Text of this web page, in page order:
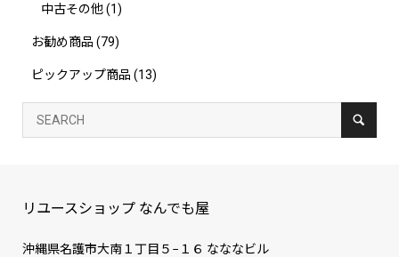
中古その他(1)
お勧め商品 (79)
ピックアップ商品 (13)
リユースショップ なんでも屋
沖縄県名護市大南１丁目５−１６ なななビル